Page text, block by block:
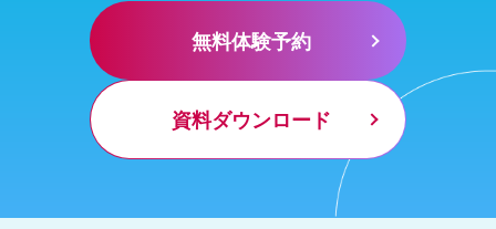
無料体験予約
資料ダウンロード